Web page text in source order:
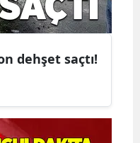
dehşet saçtı!